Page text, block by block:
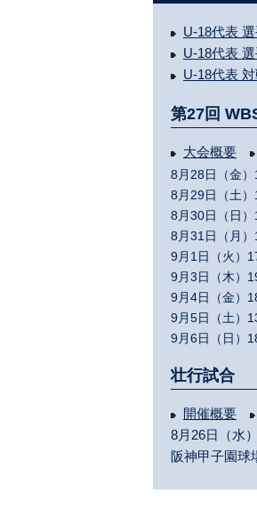
U-18代表
U-18代表
U-18代表
第27回
大会概要
8月28日（金
8月29日（土
8月30日（日
8月31日（月
9月1日（火）
9月3日（木
9月4日（金
9月5日（土
9月6日（日
壮行試合
開催概要
8月26日（水
阪神甲子園球